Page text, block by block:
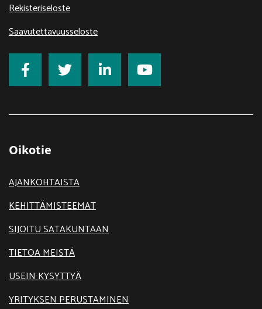
Rekisteriseloste
Saavutettavuusseloste
Oikotie
AJANKOHTAISTA
KEHITTÄMISTEEMAT
SIJOITU SATAKUNTAAN
TIETOA MEISTÄ
USEIN KYSYTTYÄ
YRITYKSEN PERUSTAMINEN